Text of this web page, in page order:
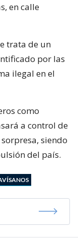
en calle
trata de un
por las
ilegal en el
como
a control de
siendo
del país.